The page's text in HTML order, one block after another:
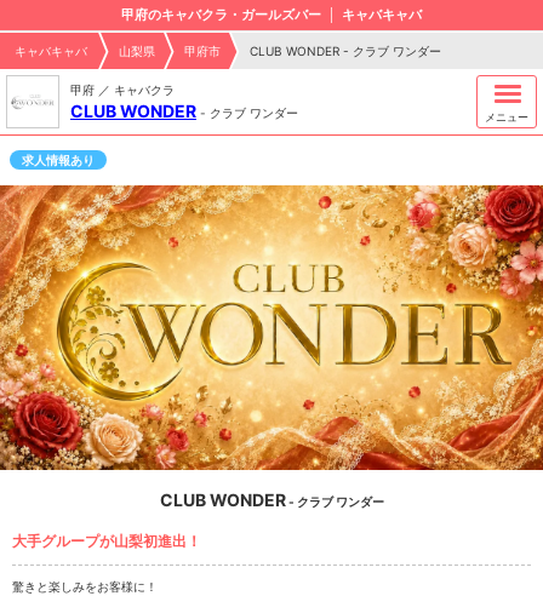
甲府のキャバクラ・ガールズバー キャバキャバ
キャバキャバ 山梨県 甲府市 CLUB WONDER - クラブ ワンダー
甲府 ／ キャバクラ
CLUB WONDER - クラブ ワンダー メニュー
求人情報あり
CLUB WONDER- クラブ ワンダー
大手グループが山梨初進出！
驚きと楽しみをお客様に！